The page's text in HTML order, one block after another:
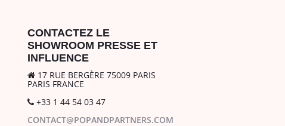
CONTACTEZ LE
SHOWROOM PRESSE ET
INFLUENCE
17 RUE BERGÈRE 75009 PARIS
PARIS FRANCE
+33 1 44 54 03 47
CONTACT@POPANDPARTNERS.COM